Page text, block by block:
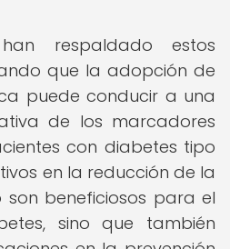
respaldado estos
que la adopción de
puede conducir a una
de los marcadores
con diabetes tipo
en la reducción de la
beneficiosos para el
sino que también